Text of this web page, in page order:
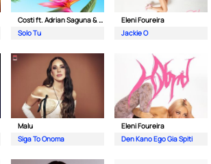
Costi ft. Adrian Saguna & Benzol
Solo Tu
Eleni Foureira
Jackie O
Malu
Siga To Onoma
Eleni Foureira
Den Kano Ego Gia Spiti